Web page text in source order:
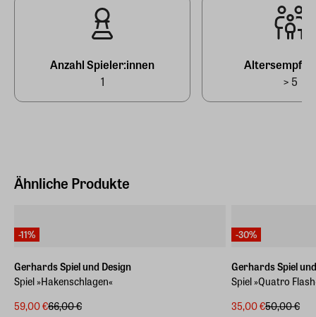
Geeignet für Drinnen
4260608091671
Anzahl Spieler:innen
1
> 5
Ähnliche Produkte
-11%
Gerhards Spiel und Design
Spiel »Hakenschlagen«
59,00 €66,00 €
-30%
Gerhards Spiel
Spiel »Quatro
35,00 €50,00 €